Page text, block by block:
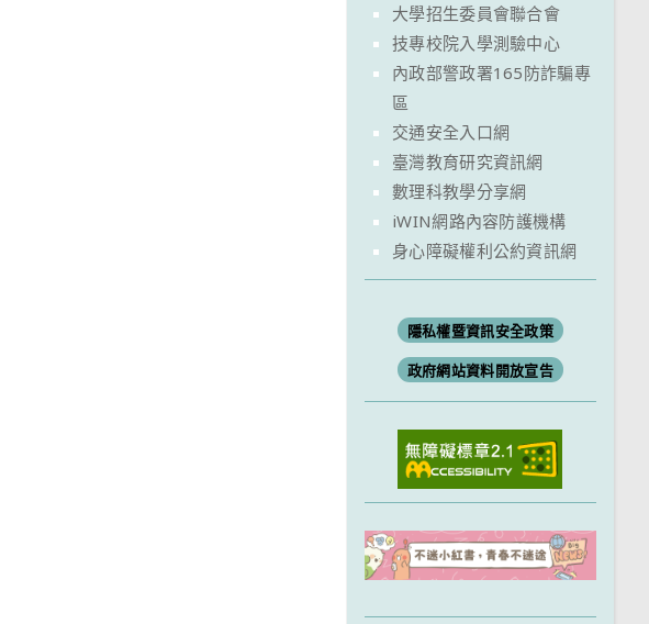
大學招生委員會聯合會
技專校院入學測驗中心
內政部警政署165防詐騙專
區
交通安全入口網
臺灣教育研究資訊網
數理科教學分享網
iWIN網路內容防護機構
身心障礙權利公約資訊網
隱私權暨資訊安全政策
政府網站資料開放宣告